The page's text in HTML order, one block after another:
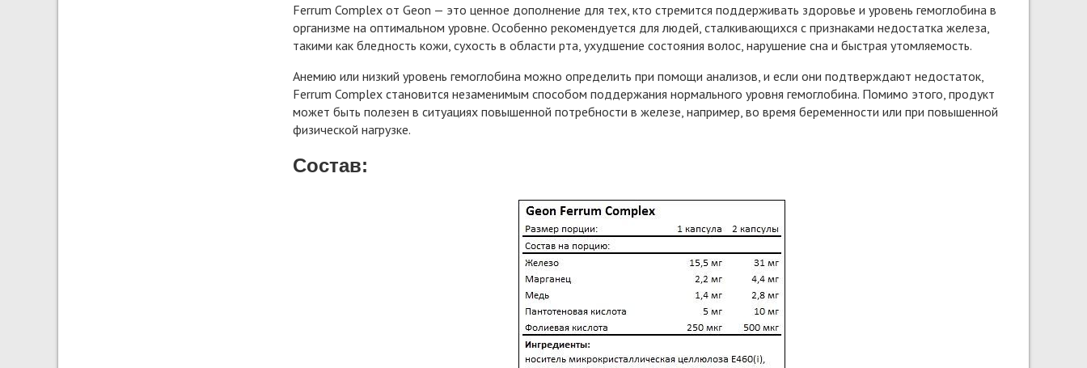
Ferrum Complex от Geon — это ценное дополнение для тех, кто стремится поддерживать здоровье и уровень гемоглобина в
организме на оптимальном уровне. Особенно рекомендуется для людей, сталкивающихся с признаками недостатка железа,
такими как бледность кожи, сухость в области рта, ухудшение состояния волос, нарушение сна и быстрая утомляемость.
Анемию или низкий уровень гемоглобина можно определить при помощи анализов, и если они подтверждают недостаток,
Ferrum Complex становится незаменимым способом поддержания нормального уровня гемоглобина. Помимо этого, продукт
может быть полезен в ситуациях повышенной потребности в железе, например, во время беременности или при повышенной
физической нагрузке.
Состав: